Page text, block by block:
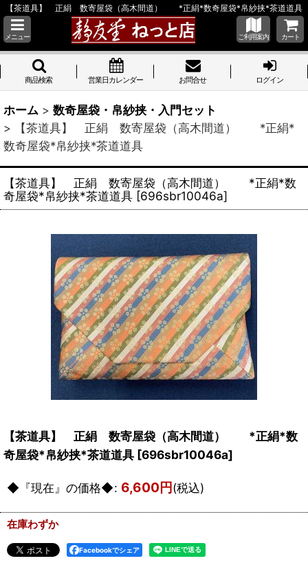
【茶道具】 正絹 数寄屋袋（高木間道） *正絹*数奇屋袋*帛紗挟*茶道道具
メニュー ご利用案内 カート
商品検索 営業日カレンダー お問合せ ログイン
ホーム > 数奇屋袋・帛紗挟・入門セット
>
【茶道具】 正絹 数寄屋袋（高木間道） *正絹*
数奇屋袋*帛紗挟*茶道道具
【茶道具】 正絹 数寄屋袋（高木間道） *正絹*数
奇屋袋*帛紗挟*茶道道具 [696sbr10046a]
【茶道具】 正絹 数寄屋袋（高木間道） *正絹*数
奇屋袋*帛紗挟*茶道道具 [696sbr10046a]
◆『現在』の価格◆: 6,600円(税込)
在庫わずか
Facebookでシェア